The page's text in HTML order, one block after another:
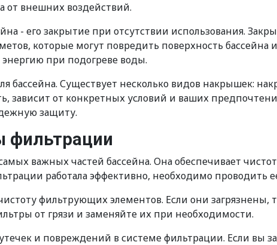
от внешних воздействий.
- его закрытие при отсутствии использования.
которые могут повредить поверхность бассейна
при подогреве воды.
бассейна. Существует несколько видов накрышек:
зависит от конкретных условий и ваших
защиту.
фильтрации
важных частей бассейна. Она обеспечивает
работала эффективно, необходимо проводить
фильтрующих элементов. Если они
от грязи и заменяйте их при необходимости.
и повреждений в системе фильтрации. Если вы